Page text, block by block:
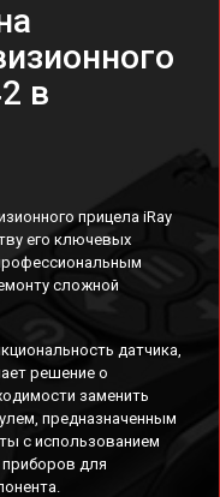
в
прицела iRay
его ключевых
сложной
датчика,
решение о
заменить
предназначенным
с использованием
для